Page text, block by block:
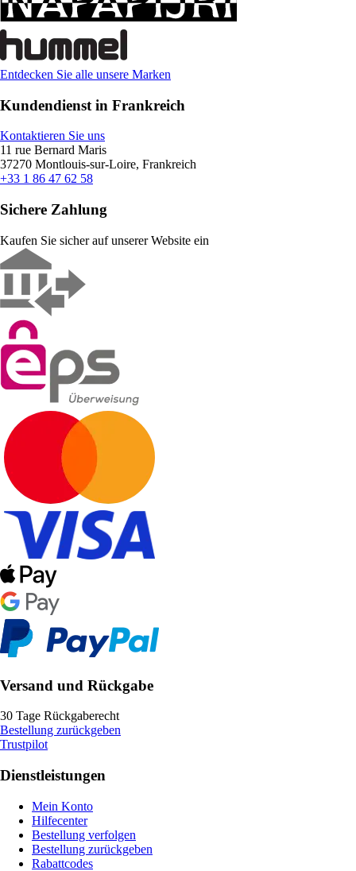
Entdecken Sie alle unsere Marken
Kundendienst in Frankreich
Kontaktieren Sie uns
11 rue Bernard Maris
37270 Montlouis-sur-Loire, Frankreich
+33 1 86 47 62 58
Sichere Zahlung
Kaufen Sie sicher auf unserer Website ein
Versand und Rückgabe
30 Tage Rückgaberecht
Bestellung zurückgeben
Trustpilot
Dienstleistungen
Mein Konto
Hilfecenter
Bestellung verfolgen
Bestellung zurückgeben
Rabattcodes